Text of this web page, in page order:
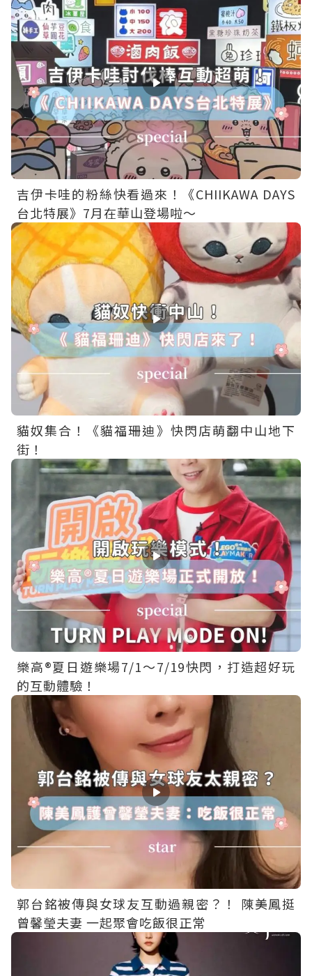
吉伊卡哇的粉絲快看過來！《CHIIKAWA DAYS
台北特展》7月在華山登場啦～
貓奴集合！《貓福珊迪》快閃店萌翻中山地下
街！
樂高®夏日遊樂場7/1～7/19快閃，打造超好玩
的互動體驗！
郭台銘被傳與女球友互動過親密？！ 陳美鳳挺
曾馨瑩夫妻 一起聚會吃飯很正常